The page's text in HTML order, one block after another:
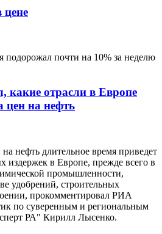
цене
подорожал почти на 10% за неделю
какие отрасли в Европе
цен на нефть
нефть длительное время приведет
издержек в Европе, прежде всего в
промышленности,
удобрений, строительных
прокомментировал РИА
по суверенным и региональным
РА" Кирилл Лысенко.